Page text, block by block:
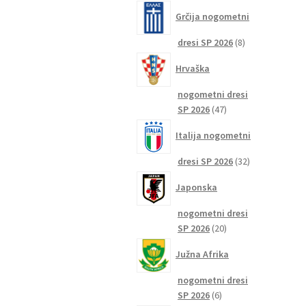
Grčija nogometni
dresi SP 2026 88
Hrvaška
nogometni dresi
SP 2026 4747
Italija nogometni
dresi SP 2026 3232
Japonska
nogometni dresi
SP 2026 2020
Južna Afrika
nogometni dresi
SP 2026 66